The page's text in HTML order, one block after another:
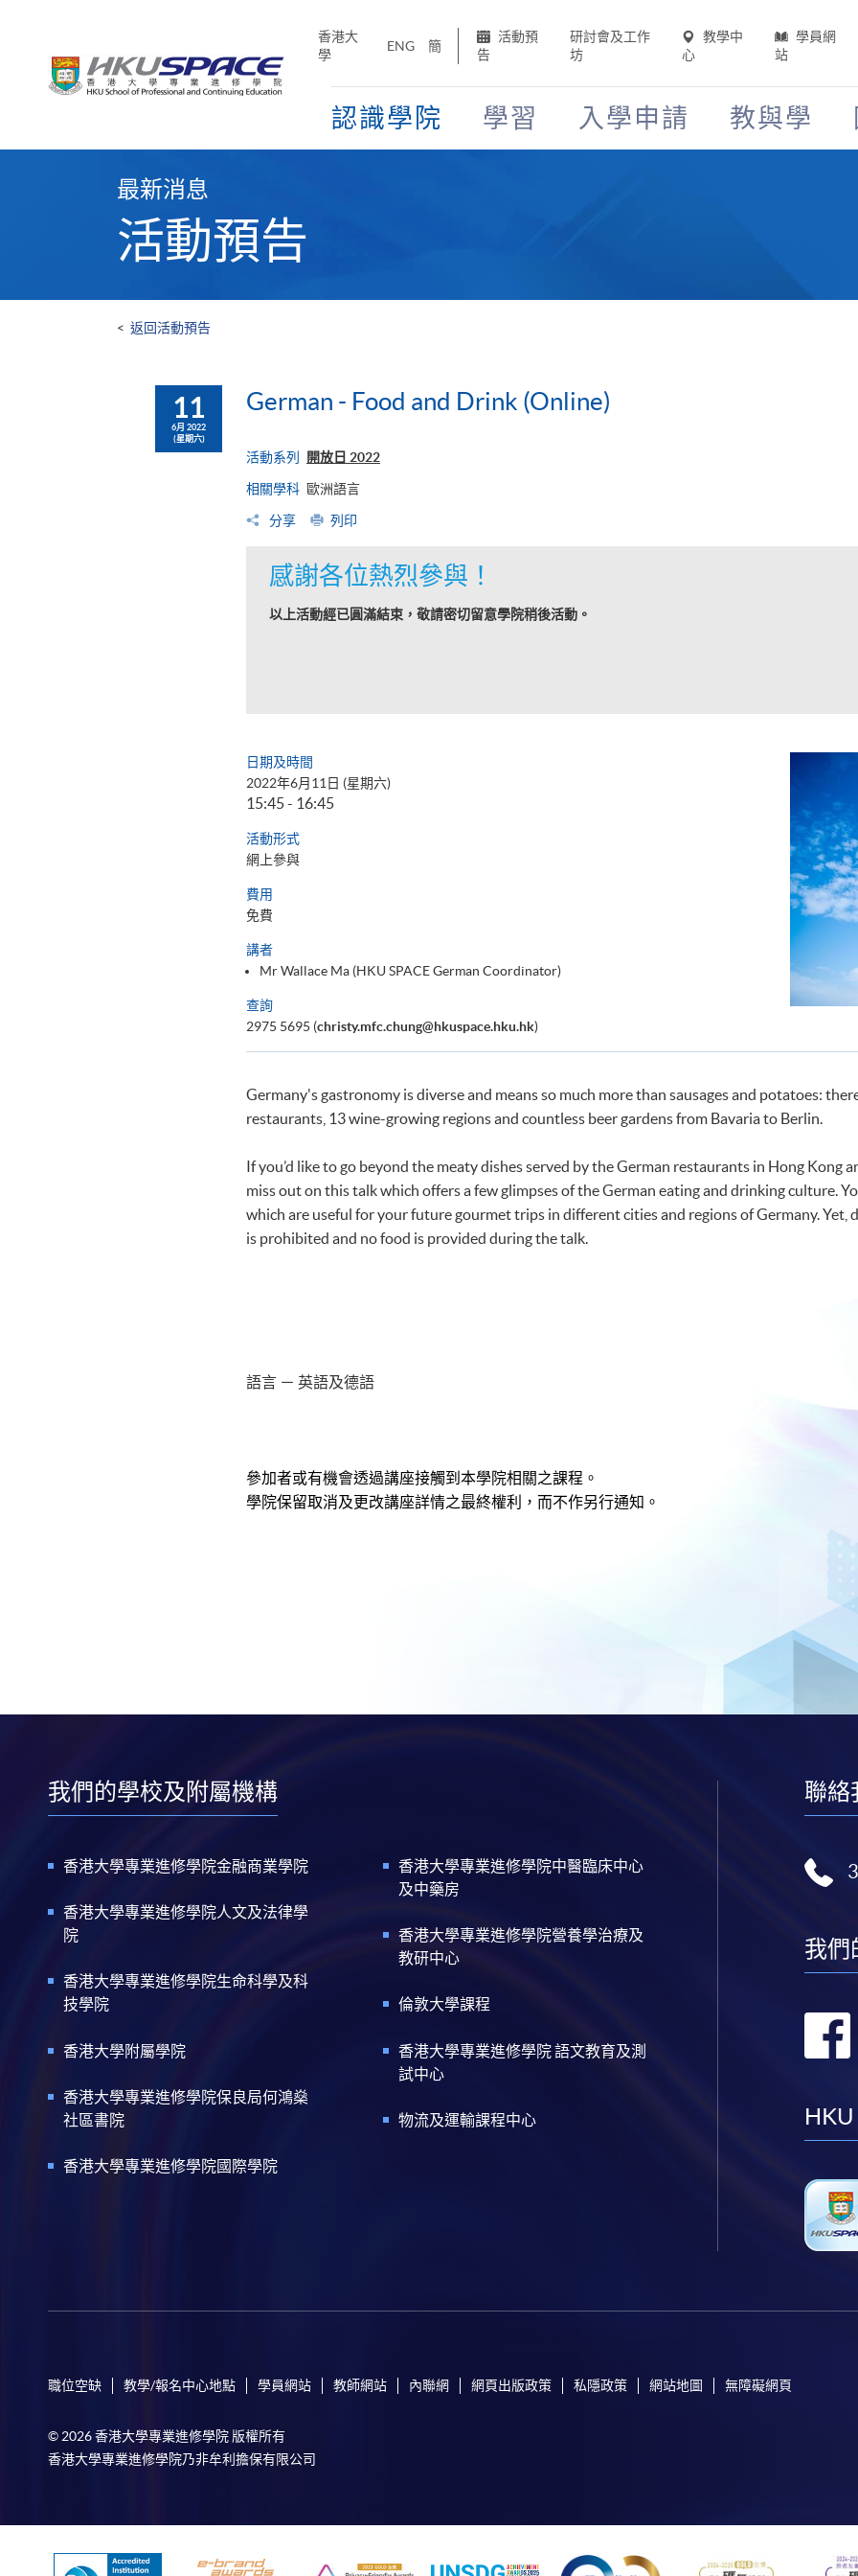
香港大
學
ENG 簡
活動預
告
研討會及工作
坊
教學中
心
學員網
站
認識學院 學習 入學申請 教與學
最新消息
活動預告
< 返回活動預告
11
6月 2022
(星期六)
German - Food and Drink (Online)
活動系列 開放日 2022
相關學科 歐洲語言
分享 列印
感謝各位熱烈參與！
以上活動經已圓滿結束，敬請密切留意學院稍後活動。
日期及時間
2022年6月11日 (星期六)
15:45 - 16:45
活動形式
網上參與
費用
免費
講者
Mr Wallace Ma (HKU SPACE German Coordinator)
查詢
2975 5695 (christy.mfc.chung@hkuspace.hku.hk)
Germany's gastronomy is diverse and means so much more than sausages and potatoes:
restaurants, 13 wine-growing regions and countless beer gardens from Bavaria to Berlin.
If you’d like to go beyond the meaty dishes served by the German restaurants in Hong Kong
miss out on this talk which offers a few glimpses of the German eating and drinking culture.
which are useful for your future gourmet trips in different cities and regions of Germany. Yet,
is prohibited and no food is provided during the talk.
語言 － 英語及德語
參加者或有機會透過講座接觸到本學院相關之課程。
學院保留取消及更改講座詳情之最終權利，而不作另行通知 。
我們的學校及附屬機構
香港大學專業進修學院金融商業學院
香港大學專業進修學院人文及法律學
院
香港大學專業進修學院生命科學及科
技學院
香港大學附屬學院
香港大學專業進修學院保良局何鴻燊
社區書院
香港大學專業進修學院國際學院
香港大學專業進修學院中醫臨床中心
及中藥房
香港大學專業進修學院營養學治療及
教研中心
倫敦大學課程
香港大學專業進修學院 語文教育及測
試中心
物流及運輸課程中心
聯絡
我們
HKU
職位空缺 教學/報名中心地點 學員網站 教師網站 內聯網 網頁出版政策 私隱政策 網站地圖 無障礙網頁
© 2026 香港大學專業進修學院 版權所有
香港大學專業進修學院乃非牟利擔保有限公司